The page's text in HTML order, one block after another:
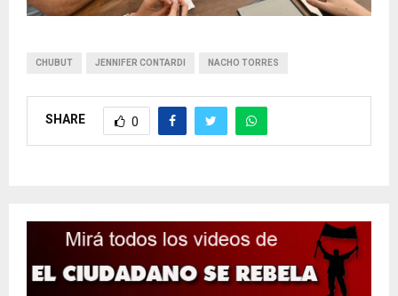
CHUBUT JENNIFER CONTARDI NACHO TORRES
SHARE 0